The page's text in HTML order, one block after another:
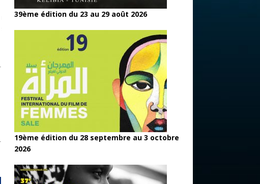
39ème édition du 23 au 29 août 2026
19ème édition du 28 septembre au 3 octobre
2026